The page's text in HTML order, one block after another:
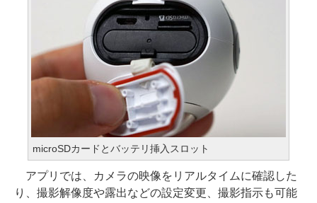
microSDカードとバッテリ挿入スロット
アプリでは、カメラの映像をリアルタイムに確認した
り、撮影解像度や露出などの設定変更、撮影指示も可能